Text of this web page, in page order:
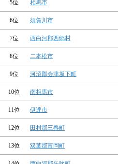
5位 相馬市
6位 須賀川市
7位 西白河郡西郷村
8位 二本松市
9位 河沼郡会津坂下町
10位 南相馬市
11位 伊達市
12位 田村郡三春町
13位 双葉郡富岡町